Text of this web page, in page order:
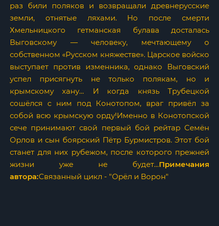
раз били поляков и возвращали древнерусские
земли, отнятые ляхами. Но после смерти
Хмельницкого гетманская булава досталась
Выговскому — человеку, мечтающему о
собственном «Русском княжестве». Царское войско
выступает против изменника, однако Выговский
успел присягнуть не только полякам, но и
крымскому хану… И когда князь Трубецкой
сошёлся с ним под Конотопом, враг привёл за
собой всю крымскую орду!Именно в Конотопской
сече принимают свой первый бой рейтар Семён
Орлов и сын боярский Пётр Бурмистров. Этот бой
станет для них рубежом, после которого прежней
жизни уже не будет…Примечания
автора:Связанный цикл - "Орёл и Ворон"